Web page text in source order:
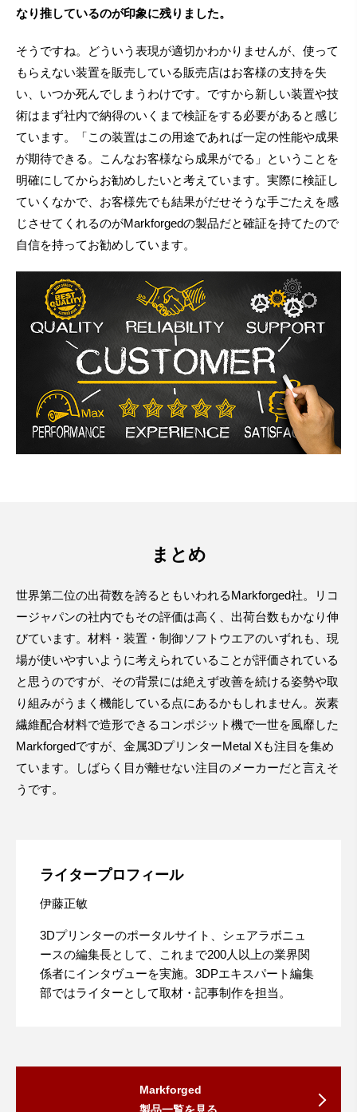
なり推しているのが印象に残りました。
そうですね。どういう表現が適切かわかりませんが、使って
もらえない装置を販売している販売店はお客様の支持を失
い、いつか死んでしまうわけです。ですから新しい装置や技
術はまず社内で納得のいくまで検証をする必要があると感じ
ています。「この装置はこの用途であれば一定の性能や成果
が期待できる。こんなお客様なら成果がでる」ということを
明確にしてからお勧めしたいと考えています。実際に検証し
ていくなかで、お客様先でも結果がだせそうな手ごたえを感
じさせてくれるのがMarkforgedの製品だと確証を持てたので
自信を持ってお勧めしています。
まとめ
世界第二位の出荷数を誇るともいわれるMarkforged社。リコ
ージャパンの社内でもその評価は高く、出荷台数もかなり伸
びています。材料・装置・制御ソフトウエアのいずれも、現
場が使いやすいように考えられていることが評価されている
と思うのですが、その背景には絶えず改善を続ける姿勢や取
り組みがうまく機能している点にあるかもしれません。炭素
繊維配合材料で造形できるコンポジット機で一世を風靡した
Markforgedですが、金属3DプリンターMetal Xも注目を集め
ています。しばらく目が離せない注目のメーカーだと言えそ
うです。
ライタープロフィール
伊藤正敏
3Dプリンターのポータルサイト、シェアラボニュ
ースの編集長として、これまで200人以上の業界関
係者にインタヴューを実施。3DPエキスパート編集
部ではライターとして取材・記事制作を担当。
Markforged